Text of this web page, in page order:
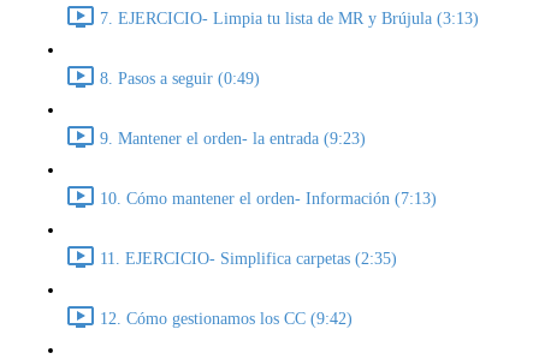
7. EJERCICIO- Limpia tu lista de MR y Brújula (3:13)
8. Pasos a seguir (0:49)
9. Mantener el orden- la entrada (9:23)
10. Cómo mantener el orden- Información (7:13)
11. EJERCICIO- Simplifica carpetas (2:35)
12. Cómo gestionamos los CC (9:42)